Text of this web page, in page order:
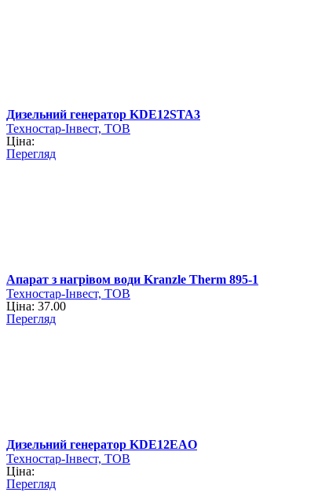
Дизельний генератор KDE12STA3
Техностар-Інвест, ТОВ
Ціна:
Перегляд
Апарат з нагрівом води Kranzle Therm 895-1
Техностар-Інвест, ТОВ
Ціна: 37.00
Перегляд
Дизельний генератор KDE12ЕAO
Техностар-Інвест, ТОВ
Ціна:
Перегляд